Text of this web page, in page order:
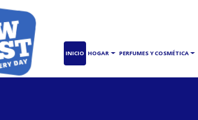
INICIO HOGAR PERFUMES Y COSMÉTICA